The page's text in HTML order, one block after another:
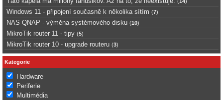
Windows 11 - připojení současně k několika sítím (7)
NAS QNAP - výměna systémového disku (10)
MikroTik router 11 - tipy (5)
MikroTik router 10 - upgrade routeru (3)
Kategorie
Hardware
Periferie
Multimédia